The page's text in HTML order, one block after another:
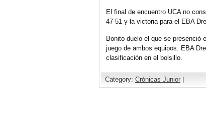
El final de encuentro UCA no
47-51 y la victoria para el EBA
Bonito duelo el que se presenció
juego de ambos equipos. EBA
clasificación en el bolsillo.
Category: Crónicas Junior|